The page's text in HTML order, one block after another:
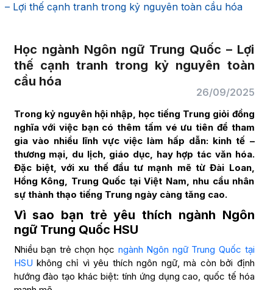
– Lợi thế cạnh tranh trong kỷ nguyên toàn cầu hóa
Học ngành Ngôn ngữ Trung Quốc – Lợi
thế cạnh tranh trong kỷ nguyên toàn
cầu hóa
26/09/2025
Trong kỷ nguyên hội nhập, học tiếng Trung giỏi đồng
nghĩa với việc bạn có thêm tấm vé ưu tiên để tham
gia vào nhiều lĩnh vực việc làm hấp dẫn: kinh tế –
thương mại, du lịch, giáo dục, hay hợp tác văn hóa.
Đặc biệt, với xu thế đầu tư mạnh mẽ từ Đài Loan,
Hồng Kông, Trung Quốc tại Việt Nam, nhu cầu nhân
sự thành thạo tiếng Trung ngày càng tăng cao.
Vì sao bạn trẻ yêu thích ngành Ngôn
ngữ Trung Quốc HSU
Nhiều bạn trẻ chọn học ngành Ngôn ngữ Trung Quốc tại
HSU không chỉ vì yêu thích ngôn ngữ, mà còn bởi định
hướng đào tạo khác biệt: tính ứng dụng cao, quốc tế hóa